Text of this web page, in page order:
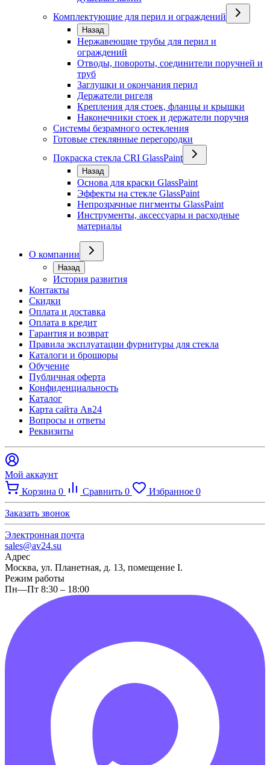
Комплектующие для перил и ограждений
Назад
Нержавеющие трубы для перил и
ограждений
Отводы, повороты, соединители поручней и
труб
Заглушки и окончания перил
Держатели ригеля
Крепления для стоек, фланцы и крышки
Наконечники стоек и держатели поручня
Системы безрамного остекления
Готовые стеклянные перегородки
Покраска стекла CRI GlassPaint
Назад
Основа для краски GlassPaint
Эффекты на стекле GlassPaint
Непрозрачные пигменты GlassPaint
Инструменты, аксессуары и расходные
материалы
О компании
Назад
История развития
Контакты
Скидки
Оплата и доставка
Оплата в кредит
Гарантия и возврат
Правила эксплуатации фурнитуры для стекла
Каталоги и брошюры
Обучение
Публичная оферта
Конфиденциальность
Каталог
Карта сайта Ав24
Вопросы и ответы
Реквизиты
Мой аккаунт
Корзина 0 Сравнить 0 Избранное 0
Заказать звонок
Электронная почта
sales@av24.su
Адрес
Москва, ул. Планетная, д. 13, помещение I.
Режим работы
Пн—Пт 8:30 – 18:00